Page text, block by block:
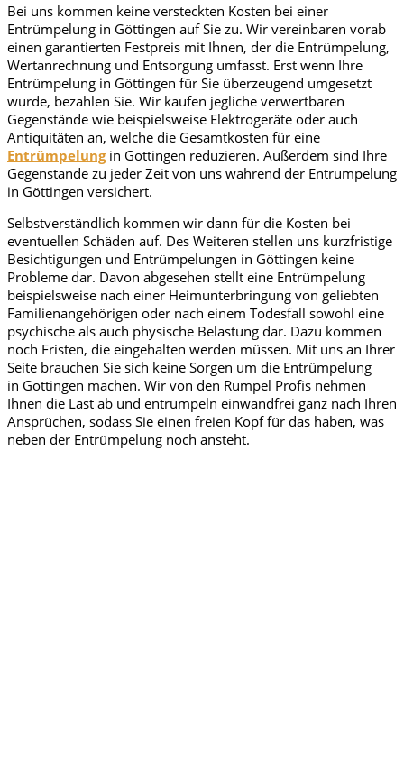
Bei uns kommen keine versteckten Kosten bei einer
Entrümpelung in Göttingen auf Sie zu. Wir vereinbaren vorab
einen garantierten Festpreis mit Ihnen, der die Entrümpelung,
Wertanrechnung und Entsorgung umfasst. Erst wenn Ihre
Entrümpelung in Göttingen für Sie überzeugend umgesetzt
wurde, bezahlen Sie. Wir kaufen jegliche verwertbaren
Gegenstände wie beispielsweise Elektrogeräte oder auch
Antiquitäten an, welche die Gesamtkosten für eine
Entrümpelungin Göttingen reduzieren. Außerdem sind Ihre
Gegenstände zu jeder Zeit von uns während der Entrümpelung
in Göttingen versichert.
Selbstverständlich kommen wir dann für die Kosten bei
eventuellen Schäden auf. Des Weiteren stellen uns kurzfristige
Besichtigungen und Entrümpelungen in Göttingen keine
Probleme dar. Davon abgesehen stellt eine Entrümpelung
beispielsweise nach einer Heimunterbringung von geliebten
Familienangehörigen oder nach einem Todesfall sowohl eine
psychische als auch physische Belastung dar. Dazu kommen
noch Fristen, die eingehalten werden müssen. Mit uns an Ihrer
Seite brauchen Sie sich keine Sorgen um die Entrümpelung
in Göttingen machen. Wir von den Rümpel Profis nehmen
Ihnen die Last ab und entrümpeln einwandfrei ganz nach Ihren
Ansprüchen, sodass Sie einen freien Kopf für das haben, was
neben der Entrümpelung noch ansteht.